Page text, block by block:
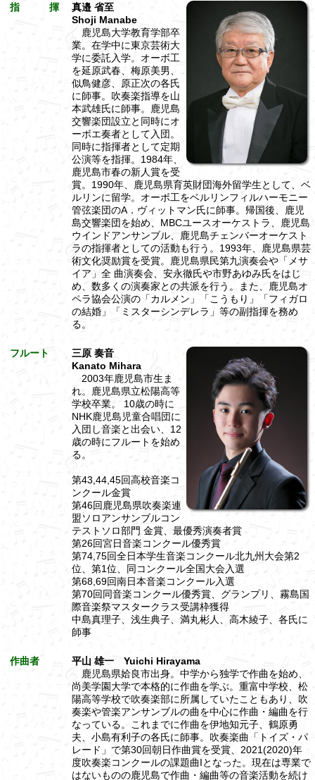
指 揮
真邉 省至
Shoji Manabe
鹿児島大学教育学部卒
業。在学中に東京芸術大
学に委託入学。オーボ工
を延原武春、梅原美男、
似鳥健彦、原正次の各氏
に師事。吹奏楽指導を山
本武雄氏に師事。鹿児島
交響楽団設立と同時にオ
ーボエ奏者として入団。
同時に指揮者として定期
公演等を指揮。1984年、
鹿児島市春の新人賞を受
賞。1990年、鹿児島県育英財団海外留学生として、ベ
ルリンに留学。オーボ工をベルリンフィルハーモニー
管弦楽団のA．ヴィットマン氏に師事。帰国後、鹿児
島交響楽団を始め、MBCユースオーケストラ、鹿児島
ウインドアンサンブル、鹿児島チェンバーオーケスト
ラの指揮者としての活動も行う。1993年、鹿児島県芸
術文化奨励賞を受賞。鹿児島県民第九演奏会や「メサ
イア」全 曲演奏会、安永徹氏や市野あゆみ氏をはじ
め、数多くの演奏家との共派を行う。また、鹿児島オ
ペラ協会公演の「カルメン」「こうもり」「フィガロ
の結婚」「ミスターシンデレラ」等の副指揮を務め
る。
フルート
三原 奏音
Kanato Mihara
2003年鹿児島市生ま
れ。鹿児島県立松陽高等
学校卒業。 10歳の時に
NHK鹿児島児童合唱団に
入団し音楽と出会い、12
歳の時にフルートを始め
る。
第43,44,45回高校音楽コ
ンクール金賞
第46回鹿児島県吹奏楽連
盟ソロアンサンブルコン
テストソロ部門 金賞、最優秀演奏者賞
第26回宮日音楽コンクール優秀賞
第74,75回全日本学生音楽コンクール北九州大会第2
位、第1位、同コンクール全国大会入選
第68,69回南日本音楽コンクール入選
第70回同音楽コンクール優秀賞、グランプリ、霧島国
際音楽祭マスタークラス受講枠獲得
中島真理子、浅生典子、満丸彬人、高木綾子、各氏に
師事
作曲者
平山 雄一 Yuichi Hirayama
鹿児島県姶良市出身。中学から独学で作曲を始め、
尚美学園大学で本格的に作曲を学ぶ。重富中学校、松
陽高等学校で吹奏楽部に所属していたこともあり、吹
奏楽や管楽アンサンブルの曲を中心に作曲・編曲を行
なっている。これまでに作曲を伊地知元子、鶴原勇
夫、小島有利子の各氏に師事。吹奏楽曲「トイズ・パ
レード」で第30回朝日作曲賞を受賞、2021(2020)年
度吹奏楽コンクールの課題曲Iとなった。現在は専業で
はないものの鹿児島で作曲・編曲等の音楽活動を続け